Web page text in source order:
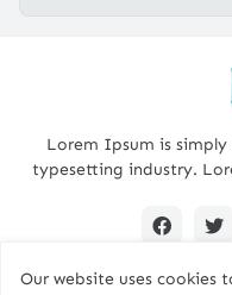
Lorem Ipsum is
typesetting industry.
Our website uses cookies